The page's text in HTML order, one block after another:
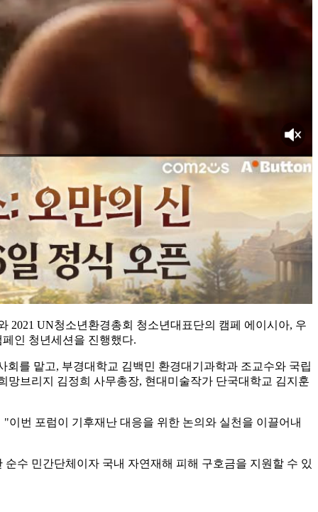
2021 UN청소년환경총회 청소년대표단의 캠페 에이시아, 우
인 청년세션을 진행했다.
를 맡고, 부경대학교 김백민 환경대기과학과 조교수와 국립
브리지 김정희 사무총장, 현대미술작가 단국대학교 김지훈
번 포럼이 기후재난 대응을 위한 논의와 실천을 이끌어내
수 민간단체이자 국내 자연재해 피해 구호금을 지원할 수 있